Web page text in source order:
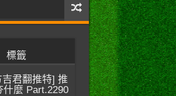
標籤
君翻推特] 推
什麼 Part.2290